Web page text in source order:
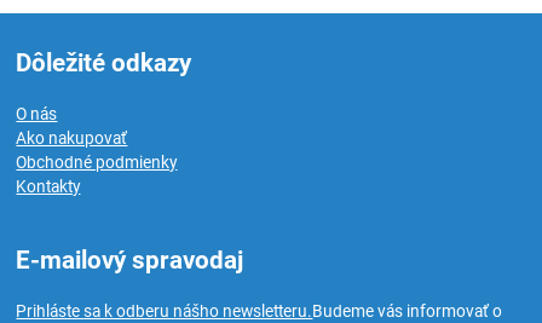
Dôležité odkazy
O nás
Ako nakupovať
Obchodné podmienky
Kontakty
E-mailový spravodaj
Prihláste sa k odberu nášho newsletteru.Budeme vás informovať o